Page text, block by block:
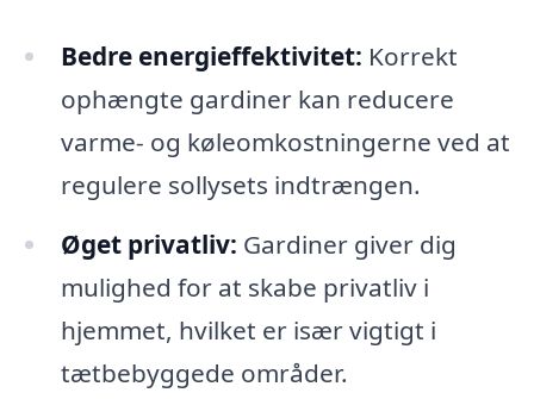
Bedre energieffektivitet: Korrekt
ophængte gardiner kan reducere
varme- og køleomkostningerne ved at
regulere sollysets indtrængen.
Øget privatliv: Gardiner giver dig
mulighed for at skabe privatliv i
hjemmet, hvilket er især vigtigt i
tætbebyggede områder.